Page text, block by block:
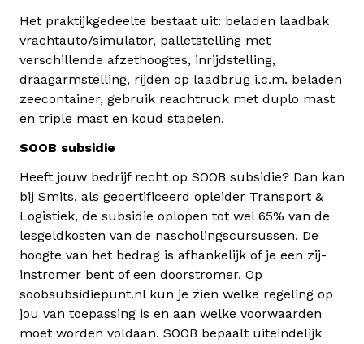
Het praktijkgedeelte bestaat uit: beladen laadbak
vrachtauto/simulator, palletstelling met
verschillende afzethoogtes, inrijdstelling,
draagarmstelling, rijden op laadbrug i.c.m. beladen
zeecontainer, gebruik reachtruck met duplo mast
en triple mast en koud stapelen.
SOOB subsidie
Heeft jouw bedrijf recht op SOOB subsidie? Dan kan
bij Smits, als gecertificeerd opleider Transport &
Logistiek, de subsidie oplopen tot wel 65% van de
lesgeldkosten van de nascholingscursussen. De
hoogte van het bedrag is afhankelijk of je een zij-
instromer bent of een doorstromer. Op
soobsubsidiepunt.nl kun je zien welke regeling op
jou van toepassing is en aan welke voorwaarden
moet worden voldaan. SOOB bepaalt uiteindelijk